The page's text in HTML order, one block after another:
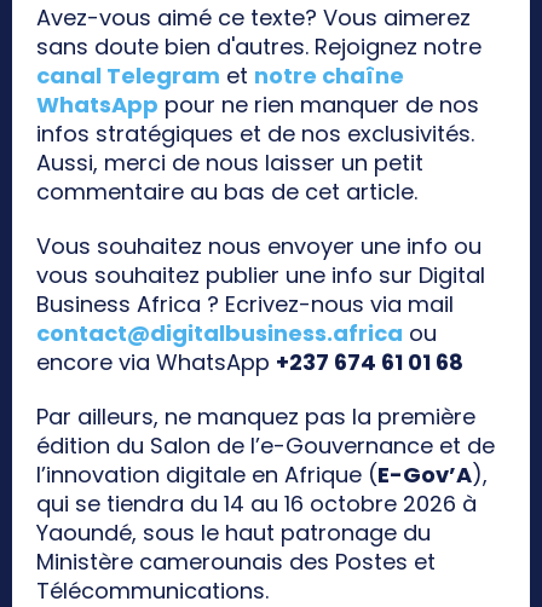
Avez-vous aimé ce texte? Vous aimerez
sans doute bien d'autres. Rejoignez notre
canal Telegram et notre chaîne
WhatsApp pour ne rien manquer de nos
infos stratégiques et de nos exclusivités.
Aussi, merci de nous laisser un petit
commentaire au bas de cet article.
Vous souhaitez nous envoyer une info ou
vous souhaitez publier une info sur Digital
Business Africa ? Ecrivez-nous via mail
contact@digitalbusiness.africa ou
encore via WhatsApp +237 674 61 01 68
Par ailleurs, ne manquez pas la première
édition du Salon de l’e-Gouvernance et de
l’innovation digitale en Afrique (E-Gov’A),
qui se tiendra du 14 au 16 octobre 2026 à
Yaoundé, sous le haut patronage du
Ministère camerounais des Postes et
Télécommunications.